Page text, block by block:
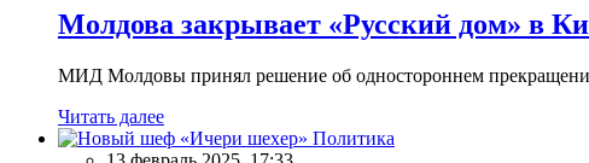
Молдова закрывает «Русский дом» в
МИД Молдовы принял решение об одностороннем
Читать далее
Политика